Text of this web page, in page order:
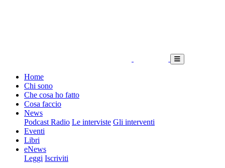
Home
Chi sono
Che cosa ho fatto
Cosa faccio
News
Podcast Radio Le interviste Gli interventi
Eventi
Libri
eNews
Leggi Iscriviti